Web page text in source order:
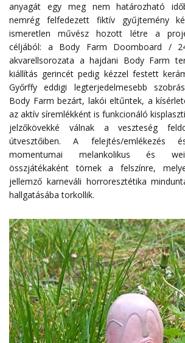
anyagát egy meg nem határozható
nemrég felfedezett fiktív gyűjtemény
ismeretlen művész hozott létre a
céljából: a Body Farm Doomboard /
akvarellsorozata a hajdani Body Farm
kiállítás gerincét pedig kézzel festett
Győrffy eddigi legterjedelmesebb
Body Farm bezárt, lakói eltűntek, a
az aktív síremlékként is funkcionáló
jelzőkövekké válnak a veszteség
útvesztőiben. A felejtés/emlékezés
momentumai melankolikus és
összjátékaként törnek a felszínre,
jellemző karneváli horroresztétika
hallgatásába torkollik.